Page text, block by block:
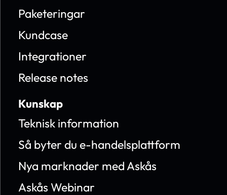
Paketeringar
Kundcase
Integrationer
Release notes
Kunskap
Teknisk information
Så byter du e-handelsplattform
Nya marknader med Askås
Askås Webinar